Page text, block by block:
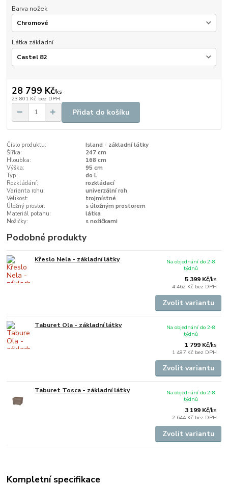
Barva nožek
Látka základní
28 799 Kč/ks
23 801 Kč bez DPH
Přidat do košíku
Číslo produktu:
Island - základní látky
Šířka:
247 cm
Hloubka:
168 cm
Výška:
95 cm
Typ:
do L
Rozkládání:
rozkládací
Varianta rohu:
univerzální roh
Velikost:
trojmístné
Úložný prostor:
s úložným prostorem
Materiál potahu:
látka
Nožičky:
s nožičkami
Podobné produkty
Křeslo Nela - základní látky
5 399 Kč/ks
4 462 Kč bez DPH
Na objednání do 2-8
týdnů
Zvolit variantu
Taburet Ola - základní látky
1 799 Kč/ks
1 487 Kč bez DPH
Na objednání do 2-8
týdnů
Zvolit variantu
Taburet Tosca - základní látky
3 199 Kč/ks
2 644 Kč bez DPH
Na objednání do 2-8
týdnů
Zvolit variantu
Kompletní specifikace